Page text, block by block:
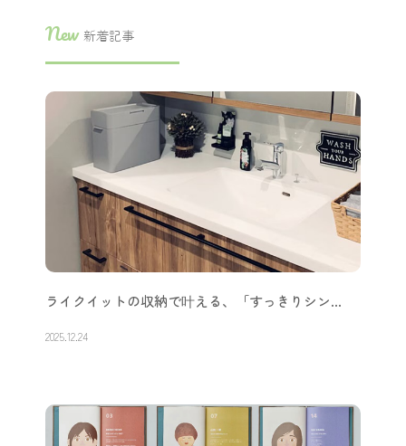
New 新着記事
ライクイットの収納で叶える、「すっきりシン…
2025.12.24